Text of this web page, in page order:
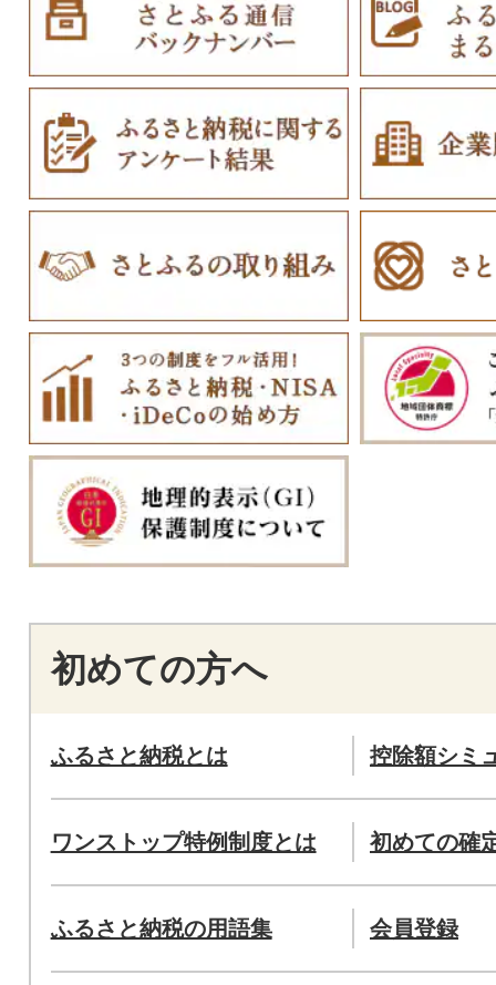
初めての方へ
ふるさと納税とは 控除額シミ
ワンストップ特例制度とは 初めての確
ふるさと納税の用語集 会員登録